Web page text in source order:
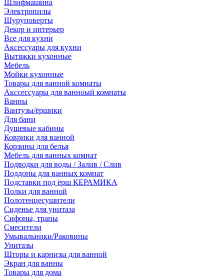
Шлифмашина
Электропилы
Шуруповерты
Декор и интерьер
Все для кухни
Аксессуары для кухни
Вытяжки кухонные
Мебель
Мойки кухонные
Товары для ванной комнаты
Акссессуары для ванноый комнаты
Ванны
Вантузы/ёршики
Для бани
Душевые кабины
Коврики для ванной
Корзины для белья
Мебель для ванных комнат
Подводки для воды / Залив / Слив
Поддоны для ванных комнат
Подставки под ёрш КЕРАМИКА
Полки для ванной
Полотенцесушители
Сиденье для унитаза
Сифоны, трапы
Смесители
Умывальники/Раковины
Унитазы
Шторы и карнизы для ванной
Экран для ванны
Товары для дома